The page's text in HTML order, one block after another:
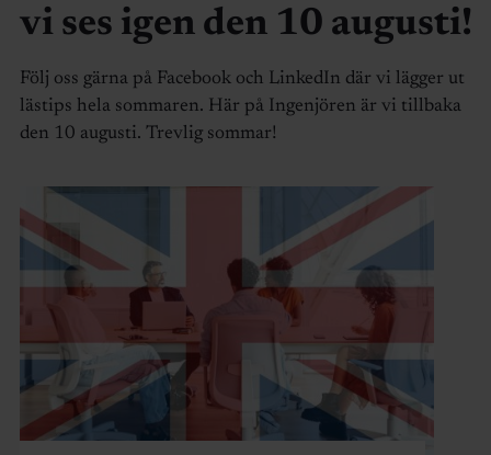
vi ses igen den 10 augusti!
Följ oss gärna på Facebook och LinkedIn där vi lägger ut
lästips hela sommaren. Här på Ingenjören är vi tillbaka
den 10 augusti. Trevlig sommar!